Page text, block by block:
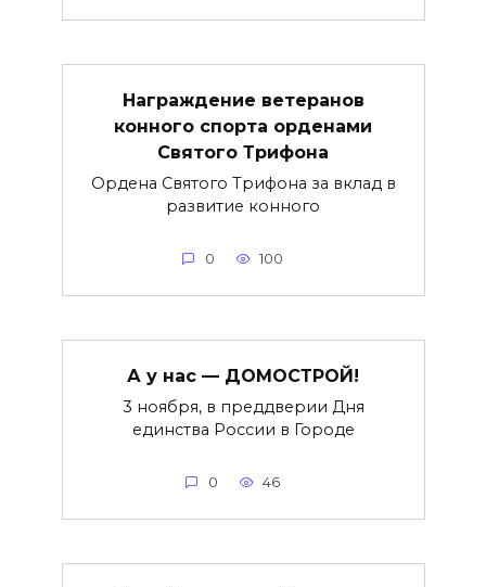
Награждение ветеранов
конного спорта орденами
Святого Трифона
Ордена Святого Трифона за вклад в
развитие конного
0 100
А у нас — ДОМОСТРОЙ!
3 ноября, в преддверии Дня
единства России в Городе
0 46